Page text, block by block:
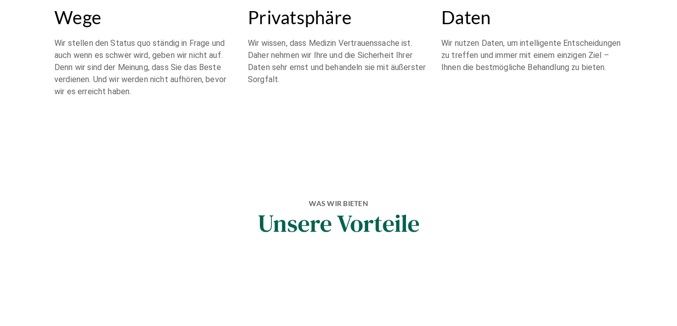
Wege
Wir stellen den Status quo ständig in Frage und
auch wenn es schwer wird, geben wir nicht auf.
Denn wir sind der Meinung, dass Sie das Beste
verdienen. Und wir werden nicht aufhören, bevor
wir es erreicht haben.
Privatsphäre
Wir wissen, dass Medizin Vertrauenssache ist.
Daher nehmen wir Ihre und die Sicherheit Ihrer
Daten sehr ernst und behandeln sie mit äußerster
Sorgfalt.
Daten
Wir nutzen Daten, um intelligente Entscheidungen
zu treffen und immer mit einem einzigen Ziel –
Ihnen die bestmögliche Behandlung zu bieten.
WAS WIR BIETEN
Unsere Vorteile